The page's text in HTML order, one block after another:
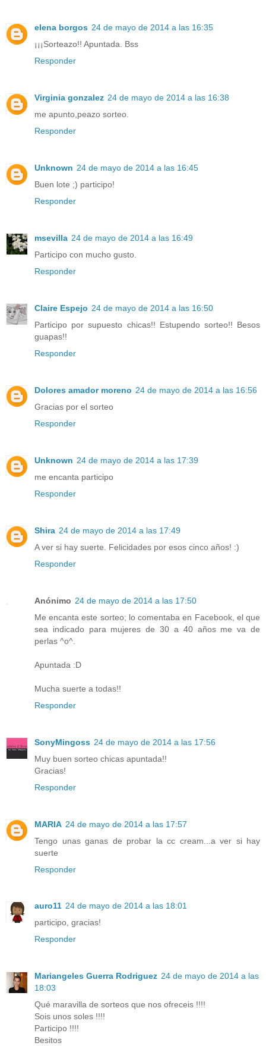
elena borgos 24 de mayo de 2014 a las 16:35
¡¡¡Sorteazo!! Apuntada. Bss
Responder
Virginia gonzalez 24 de mayo de 2014 a las 16:38
me apunto,peazo sorteo.
Responder
Unknown 24 de mayo de 2014 a las 16:45
Buen lote ;) participo!
Responder
msevilla 24 de mayo de 2014 a las 16:49
Participo con mucho gusto.
Responder
Claire Espejo 24 de mayo de 2014 a las 16:50
Participo por supuesto chicas!! Estupendo sorteo!! Besos
guapas!!
Responder
Dolores amador moreno 24 de mayo de 2014 a las 16:56
Gracias por el sorteo
Responder
Unknown 24 de mayo de 2014 a las 17:39
me encanta participo
Responder
Shira 24 de mayo de 2014 a las 17:49
A ver si hay suerte. Felicidades por esos cinco años! :)
Responder
Anónimo 24 de mayo de 2014 a las 17:50
Me encanta este sorteo; lo comentaba en Facebook, el que
sea indicado para mujeres de 30 a 40 años me va de
perlas ^o^.
Apuntada :D
Mucha suerte a todas!!
Responder
SonyMingoss 24 de mayo de 2014 a las 17:56
Muy buen sorteo chicas apuntada!!
Gracias!
Responder
MARIA 24 de mayo de 2014 a las 17:57
Tengo unas ganas de probar la cc cream...a ver si hay
suerte
Responder
auro11 24 de mayo de 2014 a las 18:01
participo, gracias!
Responder
Mariangeles Guerra Rodriguez 24 de mayo de 2014 a las
18:03
Qué maravilla de sorteos que nos ofreceis !!!!
Sois unos soles !!!!
Participo !!!!
Besitos